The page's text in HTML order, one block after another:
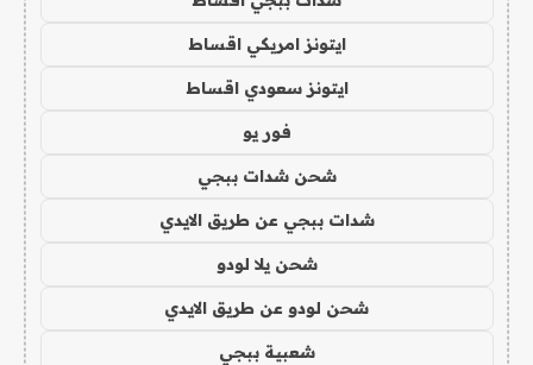
ايتونز امريكي اقساط
ايتونز سعودي اقساط
فور يو
شحن شدات ببجي
شدات ببجي عن طريق الايدي
شحن يلا لودو
شحن لودو عن طريق الايدي
شعبية ببجي